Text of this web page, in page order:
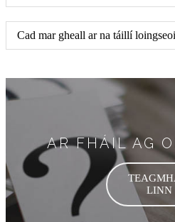
Cad mar gheall ar na táillí
AR FHÁIL AG
LINN